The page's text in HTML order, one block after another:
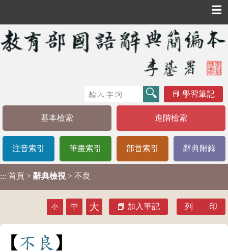
☰
學習筆記
基本檢索 進階檢索
注音索引 筆畫索引 部首索引 辭典附錄
::: 首頁 > 辭典檢視 > 不良
小 中 大 加入筆記 列 印
不 良